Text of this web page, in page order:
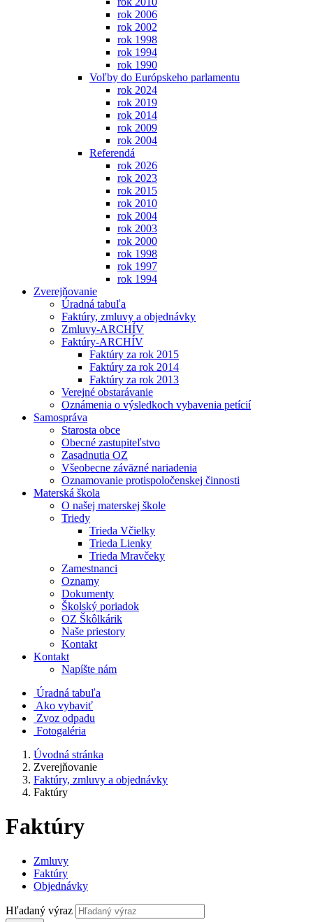
rok 2006
rok 2002
rok 1998
rok 1994
rok 1990
Voľby do Európskeho parlamentu
rok 2024
rok 2019
rok 2014
rok 2009
rok 2004
Referendá
rok 2026
rok 2023
rok 2015
rok 2010
rok 2004
rok 2003
rok 2000
rok 1998
rok 1997
rok 1994
Zverejňovanie
Úradná tabuľa
Faktúry, zmluvy a objednávky
Zmluvy-ARCHÍV
Faktúry-ARCHÍV
Faktúry za rok 2015
Faktúry za rok 2014
Faktúry za rok 2013
Verejné obstarávanie
Oznámenia o výsledkoch vybavenia petícií
Samospráva
Starosta obce
Obecné zastupiteľstvo
Zasadnutia OZ
Všeobecne záväzné nariadenia
Oznamovanie protispoločenskej činnosti
Materská škola
O našej materskej škole
Triedy
Trieda Včielky
Trieda Lienky
Trieda Mravčeky
Zamestnanci
Oznamy
Dokumenty
Školský poriadok
OZ Škôlkárik
Naše priestory
Kontakt
Kontakt
Napíšte nám
Úradná tabuľa
Ako vybaviť
Zvoz odpadu
Fotogaléria
Úvodná stránka
Zverejňovanie
Faktúry, zmluvy a objednávky
Faktúry
Faktúry
Zmluvy
Faktúry
Objednávky
Hľadaný výraz